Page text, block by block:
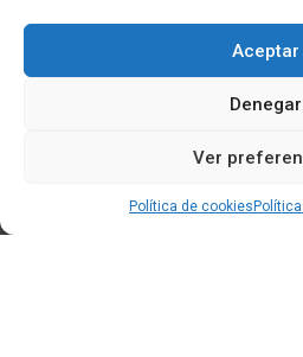
Aceptar
Denegar
Ver
Política de cookies